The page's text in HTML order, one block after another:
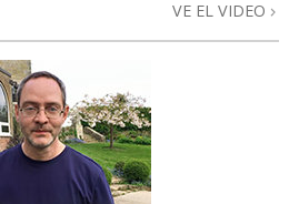
VE EL VIDEO